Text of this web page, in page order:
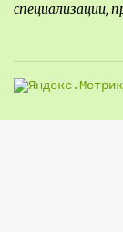
специализации,
поселения был
крупнее город,
большой
успешно